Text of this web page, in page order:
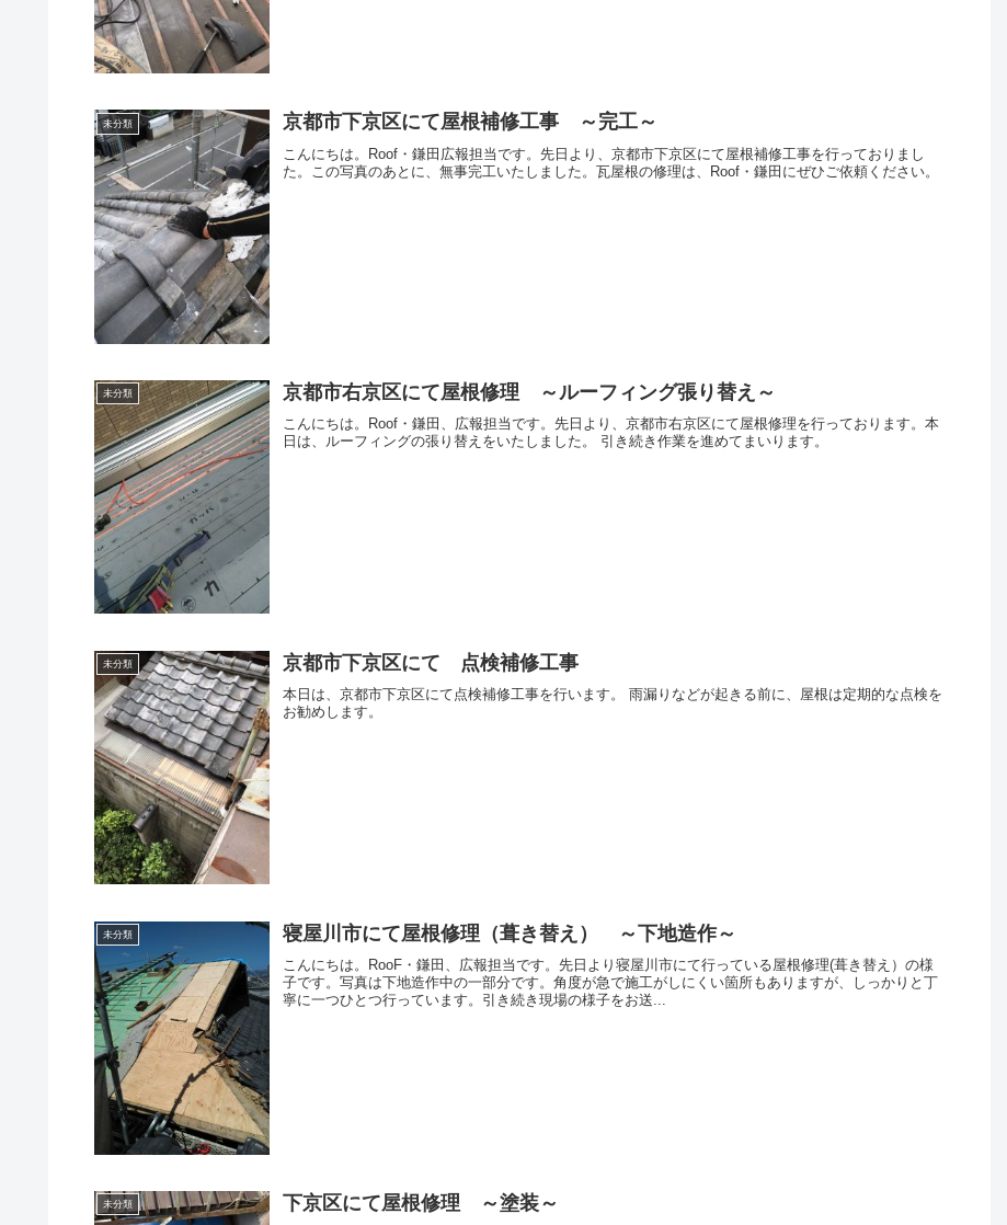
未分類 京都市下京区にて屋根補修工事 ～完工～
こんにちは。Roof・鎌田広報担当です。先日より、京都市下京区にて屋根補修工事を行っておりまし
た。この写真のあとに、無事完工いたしました。瓦屋根の修理は、Roof・鎌田にぜひご依頼ください。
未分類 京都市右京区にて屋根修理 ～ルーフィング張り替え～
こんにちは。Roof・鎌田、広報担当です。先日より、京都市右京区にて屋根修理を行っております。本
日は、ルーフィングの張り替えをいたしました。 引き続き作業を進めてまいります。
未分類 京都市下京区にて 点検補修工事
本日は、京都市下京区にて点検補修工事を行います。 雨漏りなどが起きる前に、屋根は定期的な点検を
お勧めします。
未分類 寝屋川市にて屋根修理（葺き替え） ～下地造作～
こんにちは。RooF・鎌田、広報担当です。先日より寝屋川市にて行っている屋根修理(葺き替え）の様
子です。写真は下地造作中の一部分です。角度が急で施工がしにくい箇所もありますが、しっかりと丁
寧に一つひとつ行っています。引き続き現場の様子をお送...
未分類 下京区にて屋根修理 ～塗装～